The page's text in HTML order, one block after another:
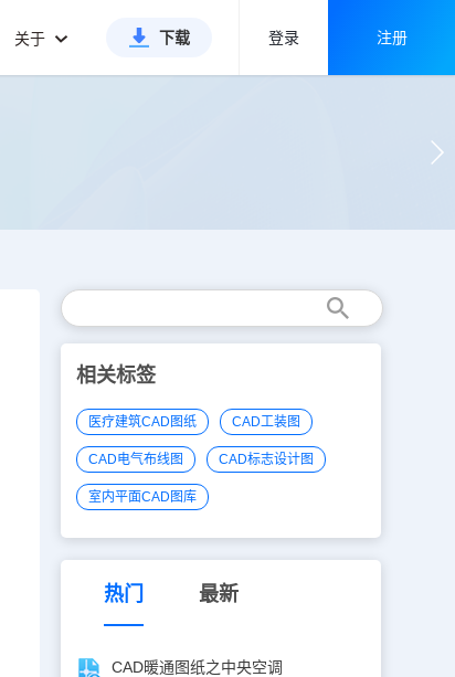
关于 下载 登录 注册
相关标签
医疗建筑CAD图纸 CAD工装图
CAD电气布线图 CAD标志设计图
室内平面CAD图库
热门 最新
CAD暖通图纸之中央空调